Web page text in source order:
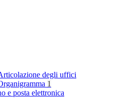
degli uffici
1
e posta elettronica